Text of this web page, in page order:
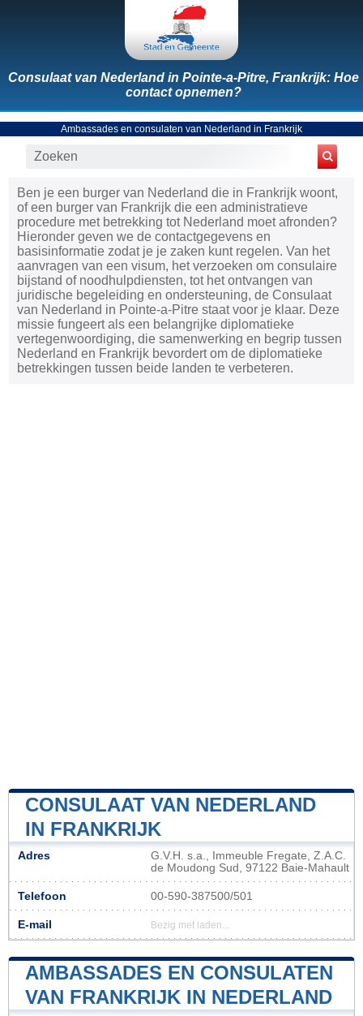
Consulaat van Nederland in Pointe-a-Pitre, Frankrijk: Hoe
contact opnemen?
Ambassades en consulaten van Nederland in Frankrijk
Ben je een burger van Nederland die in Frankrijk woont,
of een burger van Frankrijk die een administratieve
procedure met betrekking tot Nederland moet afronden?
Hieronder geven we de contactgegevens en
basisinformatie zodat je je zaken kunt regelen. Van het
aanvragen van een visum, het verzoeken om consulaire
bijstand of noodhulpdiensten, tot het ontvangen van
juridische begeleiding en ondersteuning, de Consulaat
van Nederland in Pointe-a-Pitre staat voor je klaar. Deze
missie fungeert als een belangrijke diplomatieke
vertegenwoordiging, die samenwerking en begrip tussen
Nederland en Frankrijk bevordert om de diplomatieke
betrekkingen tussen beide landen te verbeteren.
CONSULAAT VAN NEDERLAND
IN FRANKRIJK
Adres
G.V.H. s.a., Immeuble Fregate, Z.A.C.
de Moudong Sud, 97122 Baie-Mahault
Telefoon 00-590-387500/501
E-mail Bezig met laden...
AMBASSADES EN CONSULATEN
VAN FRANKRIJK IN NEDERLAND